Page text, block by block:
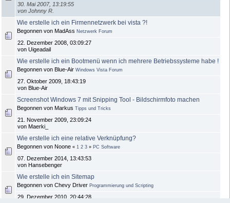
30. Mai 2007, 13:19:55
von Johnny R.
Wie erstelle ich ein Firmennetzwerk bei vista ?!
Begonnen von MadAss Netzwerk Forum
22. Dezember 2008, 03:09:27
von Uigeadail
Wie erstelle ich ein Bootmenü wenn ich mehrere Betriebssysteme habe !
Begonnen von Blue-Air Windows Vista Forum
27. Oktober 2009, 18:43:19
von Blue-Air
Screenshot Windows 7 mit Snipping Tool - Bildschirmfoto machen
Begonnen von Markus Tipps und Tricks
21. November 2009, 23:09:24
von Maerki_
Wie erstelle ich eine relative Verknüpfung?
Begonnen von Noone « 1 2 3 » PC Software
07. Dezember 2014, 13:43:53
von Hansebenger
Wie erstelle ich ein Sitemap
Begonnen von Chevy Driver Programmierung und Scripting
29. Dezember 2010, 20:44:28